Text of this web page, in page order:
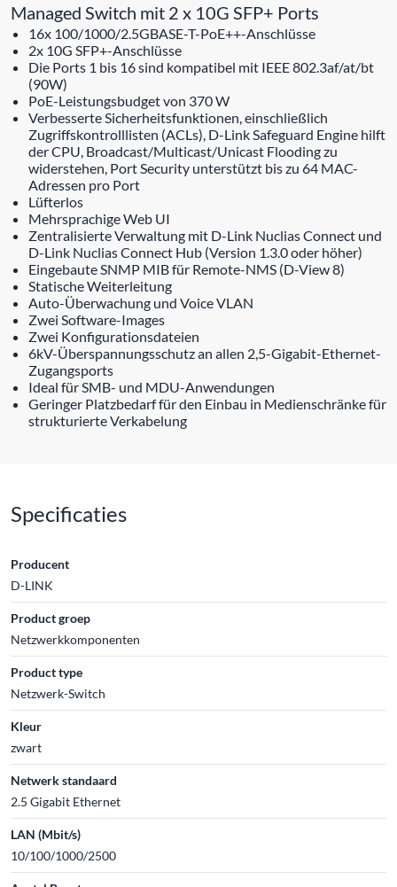
Managed Switch mit 2 x 10G SFP+ Ports
16x 100/1000/2.5GBASE-T-PoE++-Anschlüsse
2x 10G SFP+-Anschlüsse
Die Ports 1 bis 16 sind kompatibel mit IEEE 802.3af/at/bt
(90W)
PoE-Leistungsbudget von 370 W
Verbesserte Sicherheitsfunktionen, einschließlich
Zugriffskontrolllisten (ACLs), D-Link Safeguard Engine hilft
der CPU, Broadcast/Multicast/Unicast Flooding zu
widerstehen, Port Security unterstützt bis zu 64 MAC-
Adressen pro Port
Lüfterlos
Mehrsprachige Web UI
Zentralisierte Verwaltung mit D-Link Nuclias Connect und
D-Link Nuclias Connect Hub (Version 1.3.0 oder höher)
Eingebaute SNMP MIB für Remote-NMS (D-View 8)
Statische Weiterleitung
Auto-Überwachung und Voice VLAN
Zwei Software-Images
Zwei Konfigurationsdateien
6kV-Überspannungsschutz an allen 2,5-Gigabit-Ethernet-
Zugangsports
Ideal für SMB- und MDU-Anwendungen
Geringer Platzbedarf für den Einbau in Medienschränke für
strukturierte Verkabelung
Specificaties
Producent
D-LINK
Product groep
Netzwerkkomponenten
Product type
Netzwerk-Switch
Kleur
zwart
Netwerk standaard
2.5 Gigabit Ethernet
LAN (Mbit/s)
10/100/1000/2500